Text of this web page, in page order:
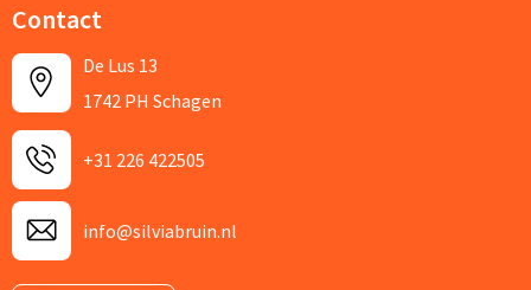
Contact
De Lus 13
1742 PH Schagen
+31 226 422505
info@silviabruin.nl